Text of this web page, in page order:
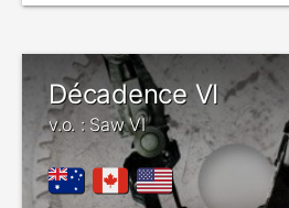
Décadence VI
v.o. : Saw VI